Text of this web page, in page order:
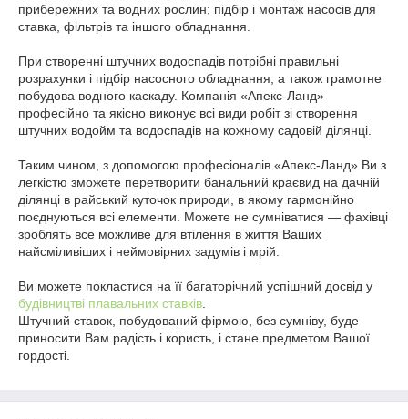
прибережних та водних рослин; підбір і монтаж насосів для
ставка, фільтрів та іншого обладнання.
При створенні штучних водоспадів потрібні правильні
розрахунки і підбір насосного обладнання, а також грамотне
побудова водного каскаду. Компанія «Апекс-Ланд»
професійно та якісно виконує всі види робіт зі створення
штучних водойм та водоспадів на кожному садовій ділянці.
Таким чином, з допомогою професіоналів «Апекс-Ланд» Ви з
легкістю зможете перетворити банальний краєвид на дачній
ділянці в райський куточок природи, в якому гармонійно
поєднуються всі елементи. Можете не сумніватися ― фахівці
зроблять все можливе для втілення в життя Ваших
найсміливіших і неймовірних задумів і мрій.
Ви можете покластися на її багаторічний успішний досвід у
будівництві плавальних ставків
Штучний ставок, побудований фірмою, без сумніву, буде
приносити Вам радість і користь, і стане предметом Вашої
гордості.